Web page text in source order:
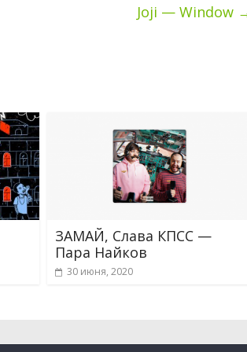
Joji — Window
ЗАМАЙ, Слава КПСС —
Пара Найков
30 июня, 2020